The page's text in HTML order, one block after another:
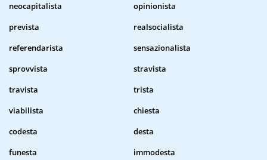
neocapitalista
opinionista
prevista
realsocialista
referendarista
sensazionalista
sprovvista
stravista
travista
trista
viabilista
chiesta
codesta
desta
funesta
immodesta